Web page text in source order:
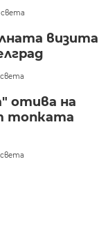
визита
отива на
топката